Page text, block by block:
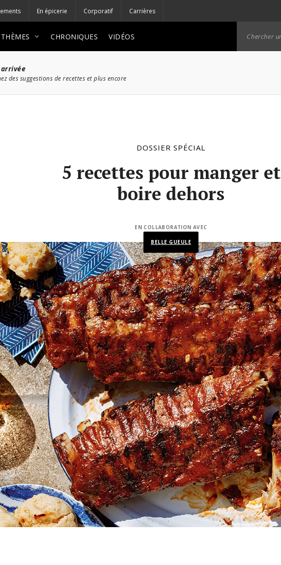
En épicerie Corporatif Carrières
THÈMES CHRONIQUES VIDÉOS
arrivée
des suggestions de recettes et plus encore
DOSSIER SPÉCIAL
5 recettes pour manger et
boire dehors
EN COLLABORATION AVEC
BELLE GUEULE